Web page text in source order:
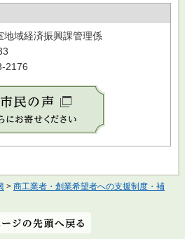
地域経済振興課管理係
2176
> 商工業者・創業希望者への支援制度・補